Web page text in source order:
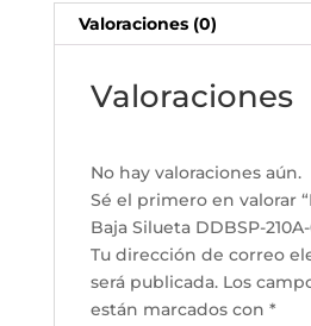
Valoraciones (0)
Valoraciones
No hay valoraciones aún.
Sé el primero en valorar
Baja Silueta DDBSP-210A-
Tu dirección de correo
será publicada. Los
están marcados con *